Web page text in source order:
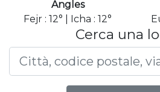
Angles
Fejr : 12° | Icha : 12°
Cerca una